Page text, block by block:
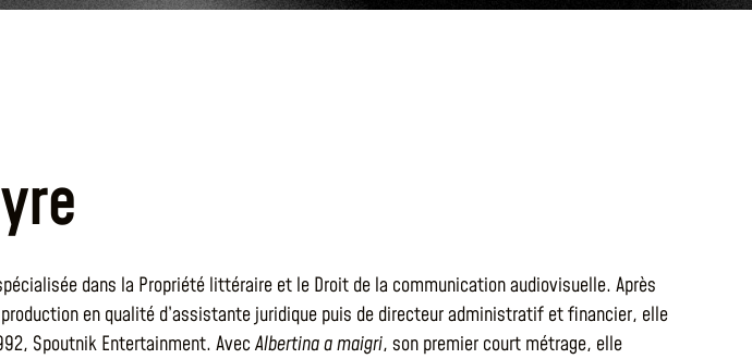
dans la Propriété littéraire et le Droit de la communication audiovisuelle. Après
en qualité d’assistante juridique puis de directeur administratif et financier, elle
Spoutnik Entertainment. Avec Albertina a maigri, son premier court métrage, elle